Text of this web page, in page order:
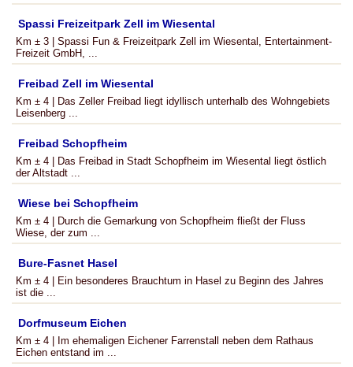
Spassi Freizeitpark Zell im Wiesental
Km ± 3 | Spassi Fun & Freizeitpark Zell im Wiesental, Entertainment-
Freizeit GmbH, ...
Freibad Zell im Wiesental
Km ± 4 | Das Zeller Freibad liegt idyllisch unterhalb des Wohngebiets
Leisenberg ...
Freibad Schopfheim
Km ± 4 | Das Freibad in Stadt Schopfheim im Wiesental liegt östlich
der Altstadt ...
Wiese bei Schopfheim
Km ± 4 | Durch die Gemarkung von Schopfheim fließt der Fluss
Wiese, der zum ...
Bure-Fasnet Hasel
Km ± 4 | Ein besonderes Brauchtum in Hasel zu Beginn des Jahres
ist die ...
Dorfmuseum Eichen
Km ± 4 | Im ehemaligen Eichener Farrenstall neben dem Rathaus
Eichen entstand im ...